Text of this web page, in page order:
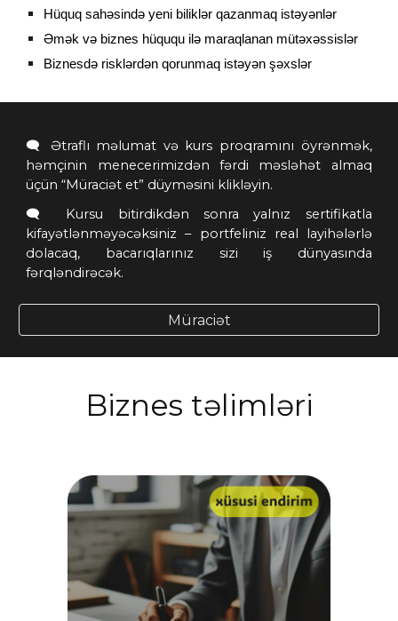
Hüquq sahəsində yeni biliklər qazanmaq istəyənlər
Əmək və biznes hüququ ilə maraqlanan mütəxəssislər
Biznesdə risklərdən qorunmaq istəyən şəxslər
🗨️ Ətraflı məlumat və kurs proqramını öyrənmək,
həmçinin menecerimizdən fərdi məsləhət almaq
üçün “Müraciət et” düyməsini klikləyin.
🗨️ Kursu bitirdikdən sonra yalnız sertifikatla
kifayətlənməyəcəksiniz – portfeliniz real layihələrlə
dolacaq, bacarıqlarınız sizi iş dünyasında
fərqləndirəcək.
Müraciət
Biznes təlimləri